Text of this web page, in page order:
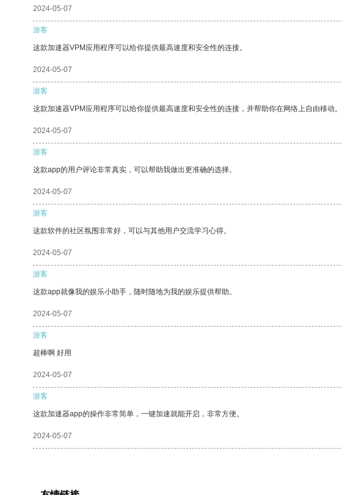
2024-05-07
游客
这款加速器VPM应用程序可以给你提供最高速度和安全性的连接。
2024-05-07
游客
这款加速器VPM应用程序可以给你提供最高速度和安全性的连接，并帮助你在网络上自由移动。
2024-05-07
游客
这款app的用户评论非常真实，可以帮助我做出更准确的选择。
2024-05-07
游客
这款软件的社区氛围非常好，可以与其他用户交流学习心得。
2024-05-07
游客
这款app就像我的娱乐小助手，随时随地为我的娱乐提供帮助。
2024-05-07
游客
超棒啊 好用
2024-05-07
游客
这款加速器app的操作非常简单，一键加速就能开启，非常方便。
2024-05-07